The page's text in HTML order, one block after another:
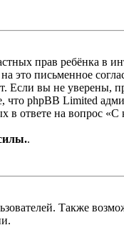
прав ребёнка в
это письменное
Если вы не уверены,
phpBB Limited
ответе на вопрос
.
Также